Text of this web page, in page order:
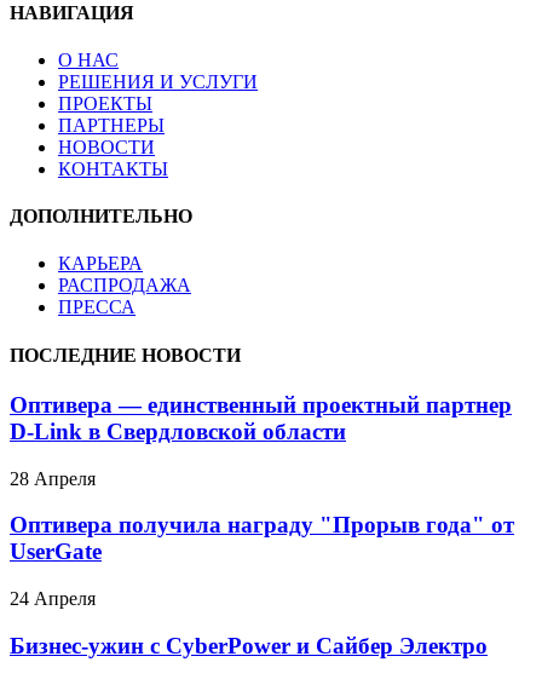
НАВИГАЦИЯ
О НАС
РЕШЕНИЯ И УСЛУГИ
ПРОЕКТЫ
ПАРТНЕРЫ
НОВОСТИ
КОНТАКТЫ
ДОПОЛНИТЕЛЬНО
КАРЬЕРА
РАСПРОДАЖА
ПРЕССА
ПОСЛЕДНИЕ НОВОСТИ
Оптивера — единственный проектный партнер
D-Link в Свердловской области
28 Апреля
Оптивера получила награду "Прорыв года" от
UserGate
24 Апреля
Бизнес-ужин с CyberPower и Сайбер Электро